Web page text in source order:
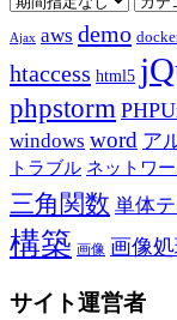
Ajax aws demo
htaccess html5
phpstorm
windows word ア
トラブル ネットワ
三角関数 単体
構築 画像 画像
サイト運営者